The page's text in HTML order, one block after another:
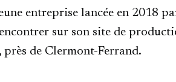
entreprise lancée en 2018
sur son site de
de Clermont-Ferrand.